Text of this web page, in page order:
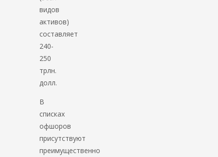
видов
активов)
составляет
240-
250
трлн.
долл.
В
списках
офшоров
присутствуют
преимущественно